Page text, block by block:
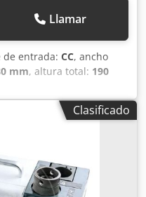
Llamar
entrada: CC, ancho
mm, altura total: 190
de entrada:50 Hz,
, potencia:0,18 kW (0,24
ajustable: 90 y 135
rpm. Piedra de afilar:
Dwedoga T D Tjpfx Agksa
Clasificado